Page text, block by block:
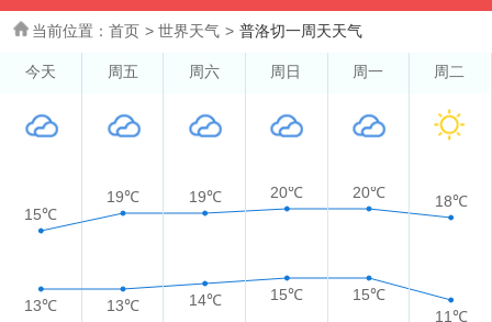
当前位置： 首页 > 世界天气 > 普洛切一周天天气
今天 周五 周六 周日 周一 周二
15℃
19℃ 19℃ 20℃ 20℃ 18℃
13℃ 13℃ 14℃ 15℃
15℃
11℃